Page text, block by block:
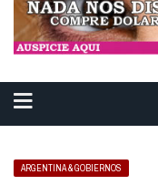
ARGENTINA & GOBIERNOS